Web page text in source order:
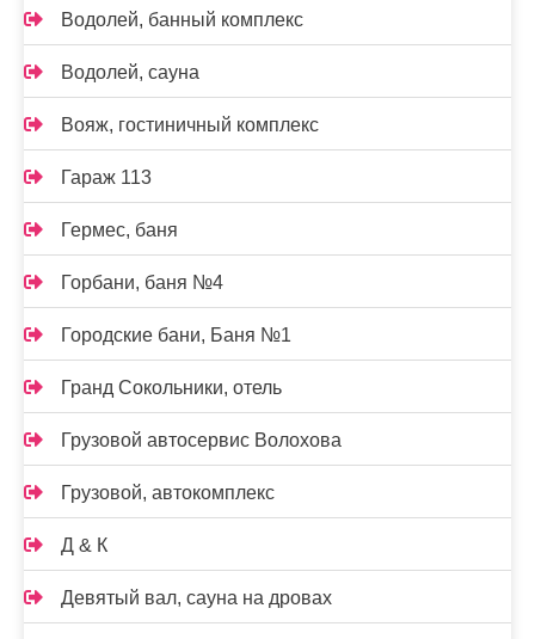
Водолей, банный комплекс
Водолей, сауна
Вояж, гостиничный комплекс
Гараж 113
Гермес, баня
Горбани, баня №4
Городские бани, Баня №1
Гранд Сокольники, отель
Грузовой автосервис Волохова
Грузовой, автокомплекс
Д & К
Девятый вал, сауна на дровах